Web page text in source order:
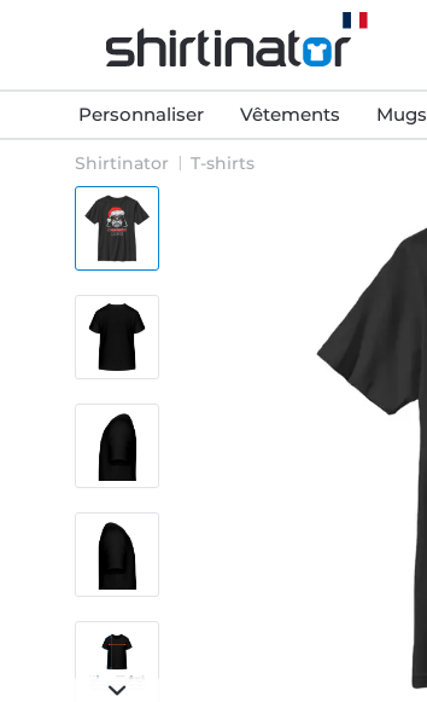
Personnaliser Vêtements Mugs
Shirtinator T-shirts